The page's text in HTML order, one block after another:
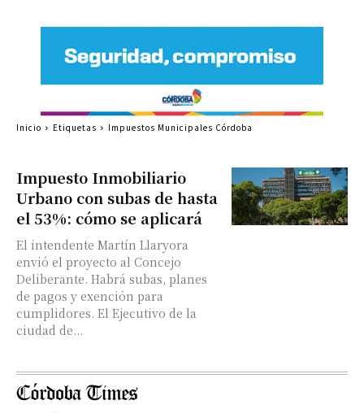
Impuesto Inmobiliario
Urbano con subas de hasta
el 53%: cómo se aplicará
El intendente Martín Llaryora
envió el proyecto al Concejo
Deliberante. Habrá subas, planes
de pagos y exención para
cumplidores. El Ejecutivo de la
ciudad de...
Inicio Etiquetas Impuestos Municipales Córdoba